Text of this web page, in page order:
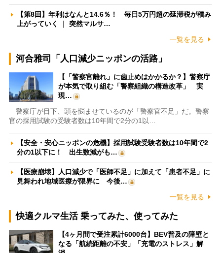
【第8回】年利はなんと14.6％！ 毎日5万円超の延滞税が積み
上がっていく ｜ 突然マルサ…
一覧を見る
河合雅司「人口減少ニッポンの活路」
【「警察官離れ」に歯止めはかかるか？】警察庁
が本気で取り組む「警察組織の構造改革」 実
現…
警察庁が目下、頭を悩ませているのが「警察官不足」だ。警察
官の採用試験の受験者数は10年間で2分の1以…
【安全・安心ニッポンの危機】採用試験受験者数は10年間で2
分の1以下に！ 出生数減がも…
【医療崩壊】人口減少で「医師不足」に加えて「患者不足」に
見舞われ地域医療が限界に 今後…
一覧を見る
快適クルマ生活 乗ってみた、使ってみた
【4ヶ月間で受注累計6000台】BEV普及の障壁と
なる「航続距離の不安」「充電のストレス」解